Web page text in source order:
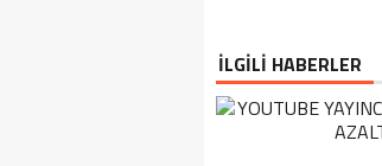
İLGİLİ HABERLER